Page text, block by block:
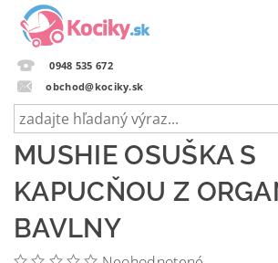
0948 535 672
obchod@kociky.sk
MUSHIE OSUŠKA S
KAPUCŇOU Z
BAVLNY